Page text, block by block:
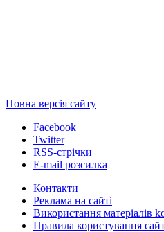
Повна версія сайту
Facebook
Twitter
RSS-стрічки
E-mail розсилка
Контакти
Реклама на сайті
Використання матеріалів
Правила користування